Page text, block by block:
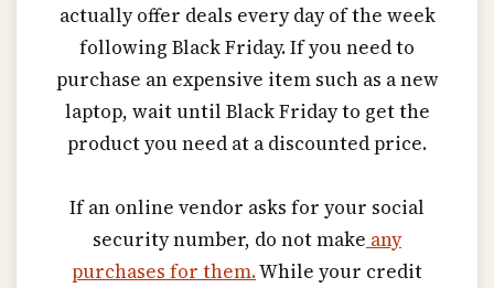
actually offer deals every day of the week
following Black Friday. If you need to
purchase an expensive item such as a new
laptop, wait until Black Friday to get the
product you need at a discounted price.
If an online vendor asks for your social
security number, do not make any
purchases for them.While your credit